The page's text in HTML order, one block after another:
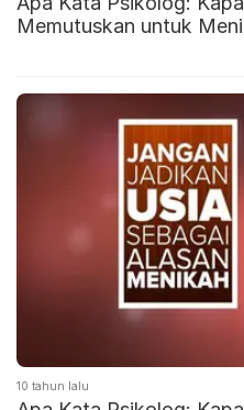
Memutuskan untuk
10 tahun lalu